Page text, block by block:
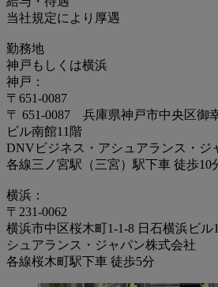
当社規定により厚遇
勤務地
神戸もしくは横浜
神戸：
〒651-0087
〒 651-0087 兵庫県神戸市中央区御
ビル南館11階
DNVビジネス・アシュアランス・ジ
各線三ノ宮駅（三宮）駅下車 徒歩10
横浜：
〒231-0062
横浜市中区桜木町1-1-8 日石横浜ビ
シュアランス・ジャパン株式会社
各線桜木町駅下車 徒歩5分